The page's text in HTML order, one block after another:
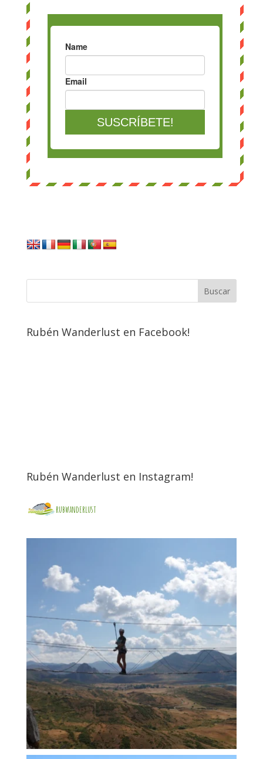
Rubén Wanderlust en Facebook!
Rubén Wanderlust en Instagram!
rubwanderlust